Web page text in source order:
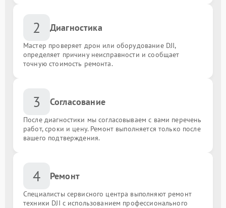
2 Диагностика
Мастер проверяет дрон или оборудование DJI,
определяет причину неисправности и сообщает
точную стоимость ремонта.
3 Согласование
После диагностики мы согласовываем с вами перечень
работ, сроки и цену. Ремонт выполняется только после
вашего подтверждения.
4 Ремонт
Специалисты сервисного центра выполняют ремонт
техники DJI с использованием профессионального